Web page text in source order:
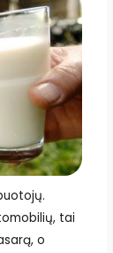
tai
o